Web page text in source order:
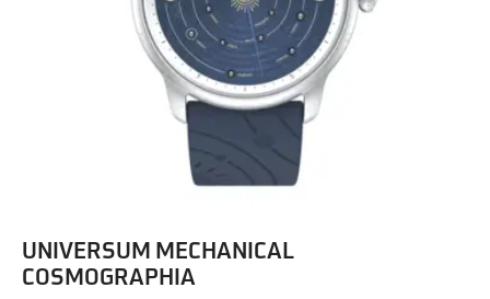
UNIVERSUM MECHANICAL
COSMOGRAPHIA